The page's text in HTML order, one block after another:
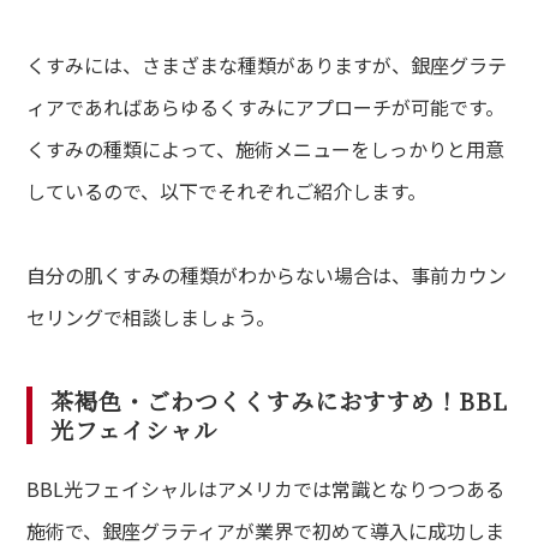
くすみには、さまざまな種類がありますが、銀座グラテ
ィアであればあらゆるくすみにアプローチが可能です。
くすみの種類によって、施術メニューをしっかりと用意
しているので、以下でそれぞれご紹介します。
自分の肌くすみの種類がわからない場合は、事前カウン
セリングで相談しましょう。
茶褐色・ごわつくくすみにおすすめ！BBL
光フェイシャル
BBL光フェイシャルはアメリカでは常識となりつつある
施術で、銀座グラティアが業界で初めて導入に成功しま